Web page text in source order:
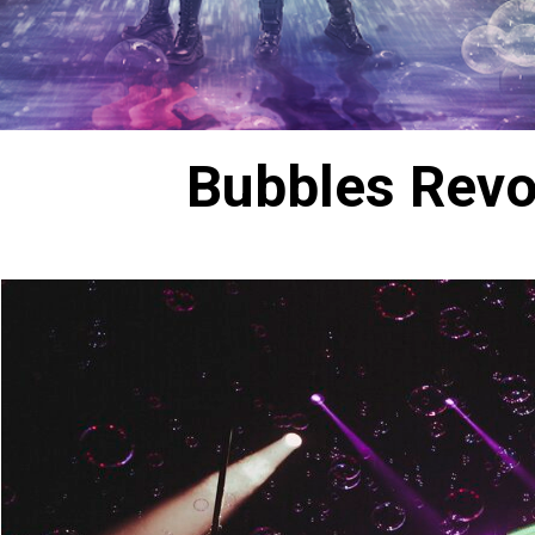
Bubbles
7 migliori show
Scopri i migliori show non
memorabili per teatri,
31 luglio 2026
Guida spettacoli per navi:
coinvolga ospiti di ogni
29 luglio 2026
Guida
Guida intrattenimento
programma elegante,